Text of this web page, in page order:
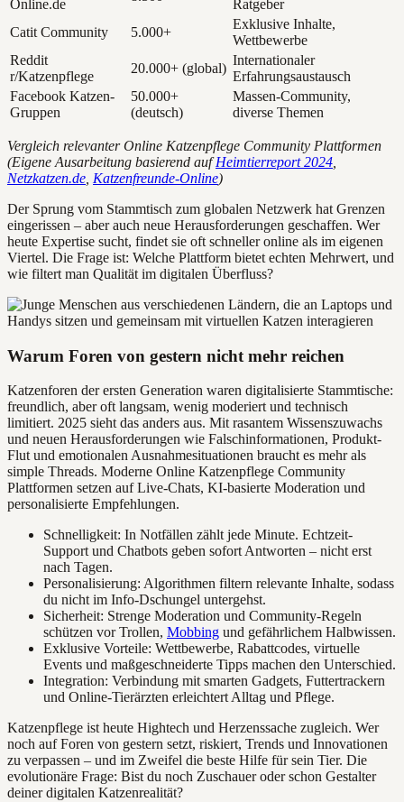
Online.de
Ratgeber
Catit Community
5.000+
Exklusive Inhalte,
Wettbewerbe
Reddit
r/Katzenpflege
20.000+ (global)
Internationaler
Erfahrungsaustausch
Facebook Katzen-
Gruppen
50.000+
(deutsch)
Massen-Community,
diverse Themen
Vergleich relevanter Online Katzenpflege Community Plattformen
(Eigene Ausarbeitung basierend aufHeimtierreport 2024
Netzkatzen.de Katzenfreunde-Online)
Der Sprung vom Stammtisch zum globalen Netzwerk hat Grenzen
eingerissen – aber auch neue Herausforderungen geschaffen. Wer
heute Expertise sucht, findet sie oft schneller online als im eigenen
Viertel. Die Frage ist: Welche Plattform bietet echten Mehrwert, und
wie filtert man Qualität im digitalen Überfluss?
Warum Foren von gestern nicht mehr reichen
Katzenforen der ersten Generation waren digitalisierte Stammtische:
freundlich, aber oft langsam, wenig moderiert und technisch
limitiert. 2025 sieht das anders aus. Mit rasantem Wissenszuwachs
und neuen Herausforderungen wie Falschinformationen, Produkt-
Flut und emotionalen Ausnahmesituationen braucht es mehr als
simple Threads. Moderne Online Katzenpflege Community
Plattformen setzen auf Live-Chats, KI-basierte Moderation und
personalisierte Empfehlungen.
Schnelligkeit: In Notfällen zählt jede Minute. Echtzeit-
Support und Chatbots geben sofort Antworten – nicht erst
nach Tagen.
Personalisierung: Algorithmen filtern relevante Inhalte, sodass
du nicht im Info-Dschungel untergehst.
Sicherheit: Strenge Moderation und Community-Regeln
schützen vor Trollen, Mobbing und gefährlichem Halbwissen.
Exklusive Vorteile: Wettbewerbe, Rabattcodes, virtuelle
Events und maßgeschneiderte Tipps machen den Unterschied.
Integration: Verbindung mit smarten Gadgets, Futtertrackern
und Online-Tierärzten erleichtert Alltag und Pflege.
Katzenpflege ist heute Hightech und Herzenssache zugleich. Wer
noch auf Foren von gestern setzt, riskiert, Trends und Innovationen
zu verpassen – und im Zweifel die beste Hilfe für sein Tier. Die
evolutionäre Frage: Bist du noch Zuschauer oder schon Gestalter
deiner digitalen Katzenrealität?